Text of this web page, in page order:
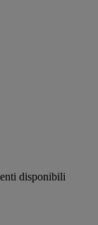
disponibili